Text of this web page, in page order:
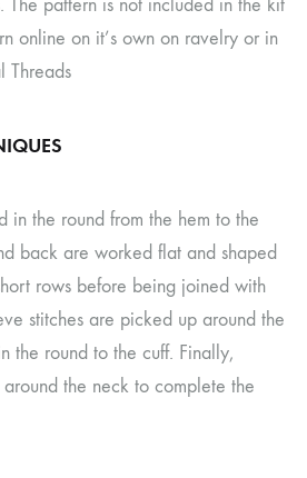
The pattern is not included in the kit
online on it’s own on ravelry or in
Threads
in the round from the hem to the
back are worked flat and shaped
rows before being joined with
stitches are picked up around the
the round to the cuff. Finally,
the neck to complete the